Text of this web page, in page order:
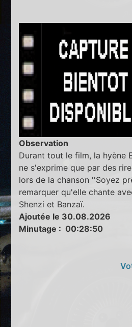
Observation
Durant tout le film, la hyène
ne s'exprime que par des
lors de la chanson ''Soyez
remarquer qu'elle chante
Shenzi et Banzaï.
Ajoutée le 30.08.2026
Minutage : 00:28:50